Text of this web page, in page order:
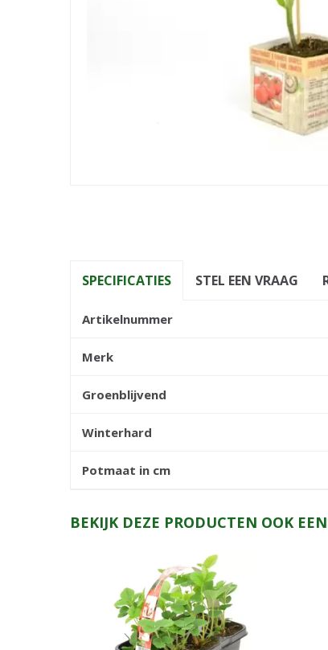
SPECIFICATIES STEL EEN VRAAG
Artikelnummer
Merk
Groenblijvend
Winterhard
Potmaat in cm
BEKIJK DEZE PRODUCTEN OOK